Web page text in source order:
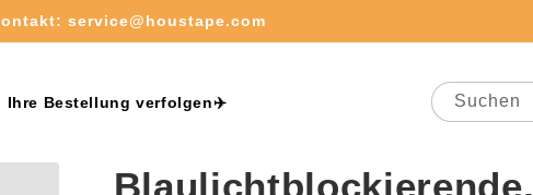
Kostenloser Versand ab 50€✈️
Ihre Bestellung verfolgen✈️ Suchen
Blaulichtblockierende,